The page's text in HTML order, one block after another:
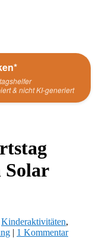
& nicht KI-generiert
Solar
Kinderaktivitäten,
| 1 Kommentar